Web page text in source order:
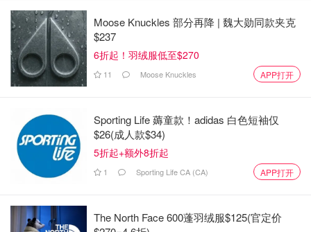
水浸泡，这是普通衣物洗涤剂不能代替的操作～浸泡后记得
要清水洗净，否则残留的双氧水会刺激皮肤～
Moose Knuckles 部分再降 | 魏大勋同款夹克
$237
6折起！羽绒服低至$270
11 Moose Knuckles APP打开
Sporting Life 薅童款！adidas 白色短袖仅
$26(成人款$34)
5折起+额外8折起
1 Sporting Life CA (CA) APP打开
The North Face 600蓬羽绒服$125(官定价